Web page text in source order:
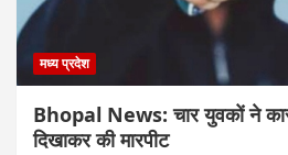
मध्य प्रदेश
Bhopal News: चार युवकों ने
दिखाकर की मारपीट